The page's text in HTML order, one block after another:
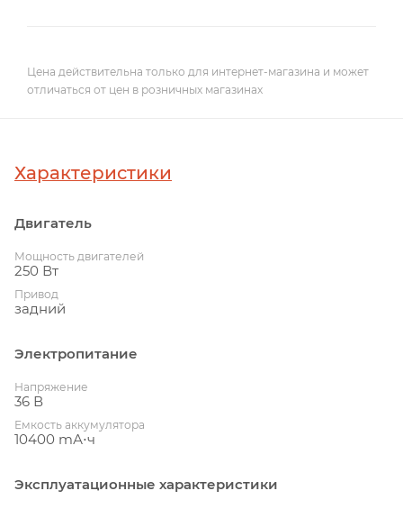
Цена действительна только для интернет-магазина и может
отличаться от цен в розничных магазинах
Характеристики
Двигатель
Мощность двигателей
250 Вт
Привод
задний
Электропитание
Напряжение
36 В
Емкость аккумулятора
10400 mА⋅ч
Эксплуатационные характеристики